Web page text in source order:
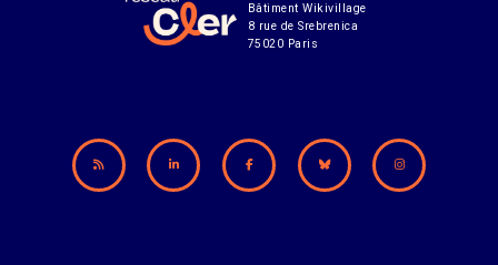
Bâtiment Wikivillage
8 rue de Srebrenica
75020 Paris